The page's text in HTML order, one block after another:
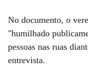
No documento, o
"humilhado
pessoas nas ruas
entrevista.